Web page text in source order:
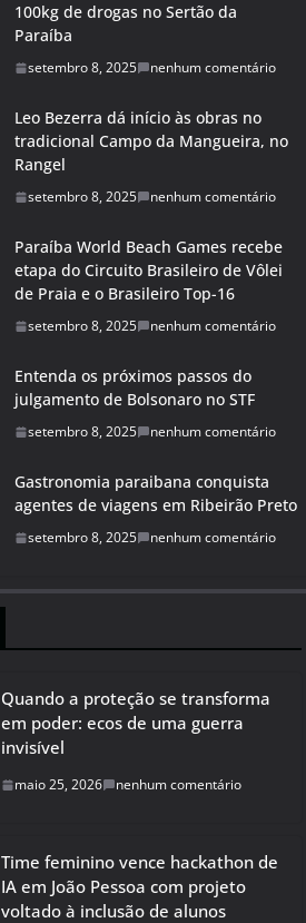
100kg de drogas no Sertão da
Paraíba
setembro 8, 2025 nenhum comentário
Leo Bezerra dá início às obras no
tradicional Campo da Mangueira, no
Rangel
setembro 8, 2025 nenhum comentário
Paraíba World Beach Games recebe
etapa do Circuito Brasileiro de Vôlei
de Praia e o Brasileiro Top-16
setembro 8, 2025 nenhum comentário
Entenda os próximos passos do
julgamento de Bolsonaro no STF
setembro 8, 2025 nenhum comentário
Gastronomia paraibana conquista
agentes de viagens em Ribeirão Preto
setembro 8, 2025 nenhum comentário
Quando a proteção se transforma
em poder: ecos de uma guerra
invisível
maio 25, 2026 nenhum comentário
Time feminino vence hackathon de
IA em João Pessoa com projeto
voltado à inclusão de alunos